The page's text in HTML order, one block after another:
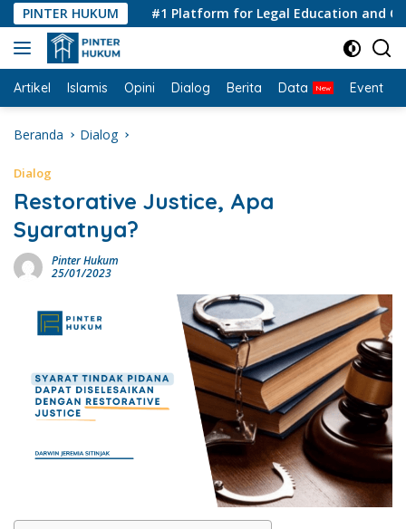
Langsung
ke
konten
PINTER HUKUM #1 Platform for Legal Education and
Artikel Islamis Opini Dialog Berita Data Event
Beranda Dialog
Dialog
Restorative Justice, Apa
Syaratnya?
Pinter Hukum
25/01/2023